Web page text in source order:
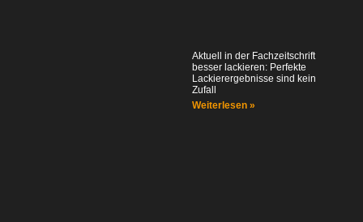
Aktuell in der Fachzeitschrift
besser lackieren: Perfekte
Lackierergebnisse sind kein
Zufall
Weiterlesen »